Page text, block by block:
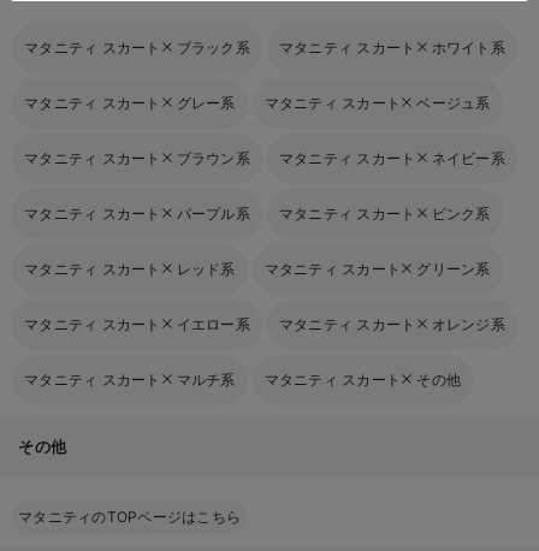
マタニティ スカート ブラック系 マタニティ スカート ホワイト系
マタニティ スカート グレー系 マタニティ スカート ベージュ系
マタニティ スカート ブラウン系 マタニティ スカート ネイビー系
マタニティ スカート パープル系 マタニティ スカート ピンク系
マタニティ スカート レッド系 マタニティ スカート グリーン系
マタニティ スカート イエロー系 マタニティ スカート オレンジ系
マタニティ スカート マルチ系 マタニティ スカート その他
その他
マタニティのTOPページはこちら